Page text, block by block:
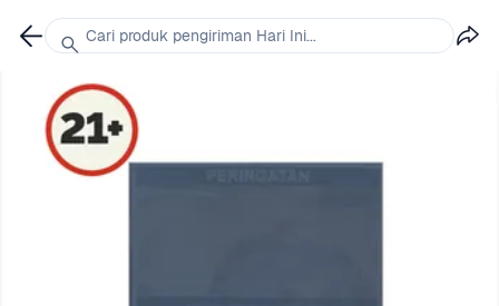
Cari produk pengiriman Hari Ini...